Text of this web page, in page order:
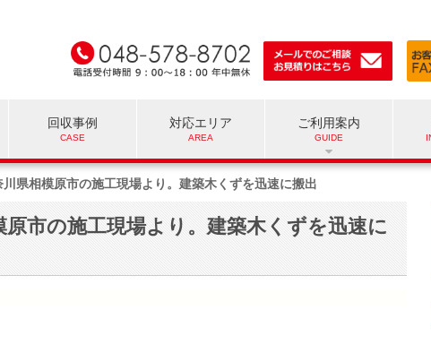
回収事例 対応エリア ご利用案内
川県相模原市の施工現場より。建築木くずを迅速に搬出
原市の施工現場より。建築木くずを迅速に